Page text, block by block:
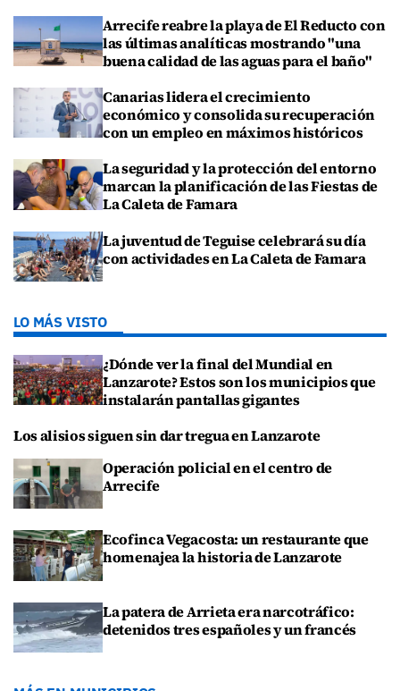
Arrecife reabre la playa de El Reducto con
las últimas analíticas mostrando "una
buena calidad de las aguas para el baño"
Canarias lidera el crecimiento
económico y consolida su recuperación
con un empleo en máximos históricos
La seguridad y la protección del entorno
marcan la planificación de las Fiestas de
La Caleta de Famara
La juventud de Teguise celebrará su día
con actividades en La Caleta de Famara
LO MÁS VISTO
¿Dónde ver la final del Mundial en
Lanzarote? Estos son los municipios que
instalarán pantallas gigantes
Los alisios siguen sin dar tregua en Lanzarote
Operación policial en el centro de
Arrecife
Ecofinca Vegacosta: un restaurante que
homenajea la historia de Lanzarote
La patera de Arrieta era narcotráfico:
detenidos tres españoles y un francés